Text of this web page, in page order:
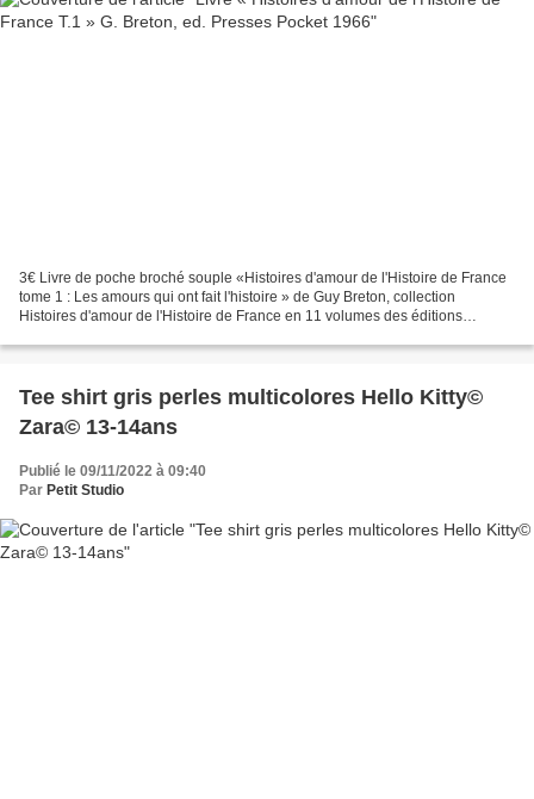
3€ Livre de poche broché souple «Histoires d'amour de l'Histoire de France
tome 1 : Les amours qui ont fait l'histoire » de Guy Breton, collection
Histoires d'amour de l'Histoire de France en 11 volumes des éditions
Tee shirt gris perles multicolores Hello Kitty©
Zara© 13-14ans
Publié le 09/11/2022 à 09:40
Par Petit Studio